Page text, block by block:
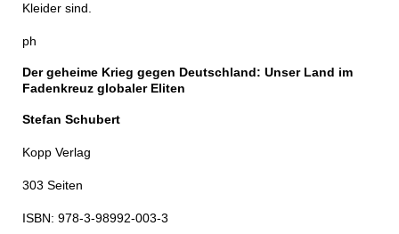
Kleider sind.
ph
Der geheime Krieg gegen Deutschland: Unser Land im
Fadenkreuz globaler Eliten
Stefan Schubert
Kopp Verlag
303 Seiten
ISBN: 978-3-98992-003-3